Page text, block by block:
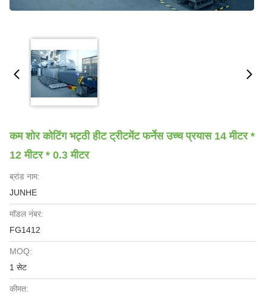
कम शोर कोटिंग भट्ठी हीट ट्रीटमेंट फर्नेस उच्च प्रयास 14 मीटर *
12 मीटर * 0.3 मीटर
ब्रांड नाम:
JUNHE
मॉडल नंबर:
FG1412
MOQ:
1 सेट
कीमत: